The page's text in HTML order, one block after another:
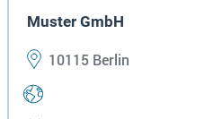
Muster GmbH
10115 Berlin